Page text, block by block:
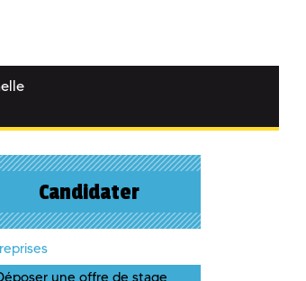
Candidater
une offre de stage